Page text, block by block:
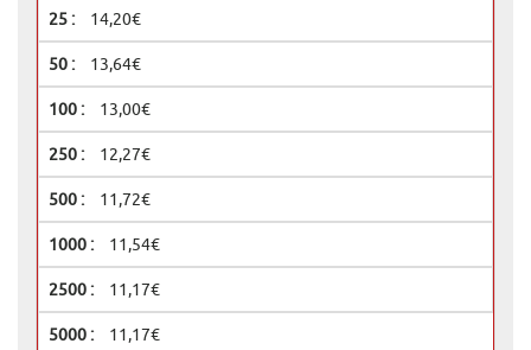
14,20€
13,64€
13,00€
12,27€
11,72€
11,54€
11,17€
11,17€